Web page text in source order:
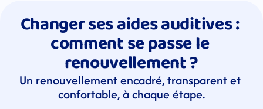
Changer ses aides auditives :
comment se passe le
renouvellement ?
Un renouvellement encadré, transparent et
confortable, à chaque étape.